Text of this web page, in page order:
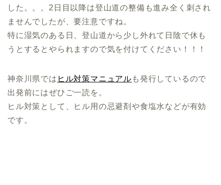
した。。。2日目以降は登山道の整備も進み全く刺され
ませんでしたが、要注意ですね。
特に湿気のある日、登山道から少し外れて日陰で休も
うとするとやられますので気を付けてください！！！
神奈川県では ヒル対策マニュアル も発行しているので
出発前にはぜひご一読を。
ヒル対策として、ヒル用の忌避剤や食塩水などが有効
です。